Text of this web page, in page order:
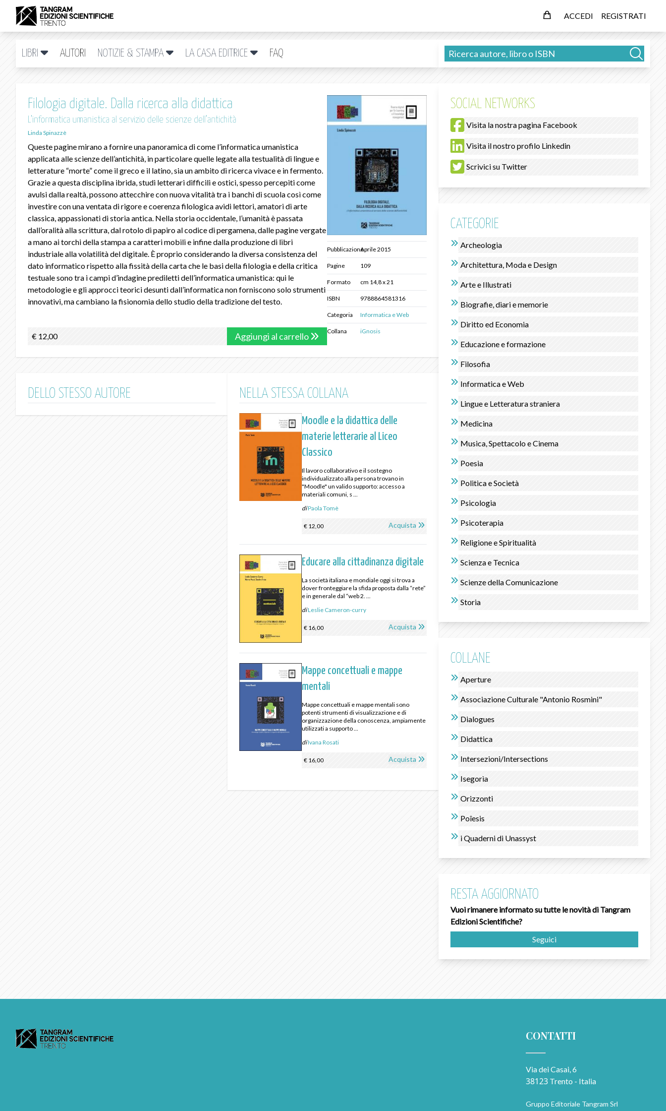
ACCEDI REGISTRATI
LIBRI AUTORI NOTIZIE & STAMPA LA CASA EDITRICE FAQ
Filologia digitale. Dalla ricerca alla didattica
L’informatica umanistica al servizio delle scienze dell’antichità
Linda Spinazzè
Queste pagine mirano a fornire una panoramica di come l’informatica umanistica
applicata alle scienze dell’antichità, in particolare quelle legate alla testualità di lingue e
letterature “morte” come il greco e il latino, sia un ambito di ricerca vivace e in fermento.
Grazie a questa disciplina ibrida, studi letterari difficili e ostici, spesso percepiti come
avulsi dalla realtà, possono attecchire con nuova vitalità tra i banchi di scuola così come
investire con una ventata di rigore e coerenza filologica avidi lettori, amatori di arte
classica, appassionati di storia antica. Nella storia occidentale, l’umanità è passata
dall’oralità alla scrittura, dal rotolo di papiro al codice di pergamena, dalle pagine vergate
a mano ai torchi della stampa a caratteri mobili e infine dalla produzione di libri
industriale alla volatilità del digitale. È proprio considerando la diversa consistenza del
dato informatico rispetto alla fissità della carta che le basi della filologia e della critica
testuale sono tra i campi d’indagine prediletti dell’informatica umanistica: qui le
metodologie e gli approcci teorici desunti dall’informatica non forniscono solo strumenti
innovativi, ma cambiano la fisionomia dello studio della tradizione del testo.
€ 12,00 Aggiungi al carrello
PubblicazioneAprile 2015
Pagine 109
Formato cm 14,8 x 21
ISBN 9788864581316
Categoria Informatica e Web
Collana iGnosis
DELLO STESSO AUTORE NELLA STESSA COLLANA
Moodle e la didattica delle
materie letterarie al Liceo
Classico
Il lavoro collaborativo e il sostegno
individualizzato alla persona trovano in
"Moodle" un valido supporto: accesso a
materiali comuni, s ...
diPaola Tomè
€ 12,00 Acquista
Educare alla cittadinanza digitale
La società italiana e mondiale oggi si trova a
dover fronteggiare la sfida proposta dalla “rete”
e in generale dal “web 2. ...
diLeslie Cameron-curry
€ 16,00 Acquista
Mappe concettuali e mappe
mentali
Mappe concettuali e mappe mentali sono
potenti strumenti di visualizzazione e di
organizzazione della conoscenza, ampiamente
utilizzati a supporto ...
diIvana Rosati
€ 16,00 Acquista
SOCIAL NETWORKS
Visita la nostra pagina Facebook
Visita il nostro profilo Linkedin
Scrivici su Twitter
CATEGORIE
Archeologia
Architettura, Moda e Design
Arte e Illustrati
Biografie, diari e memorie
Diritto ed Economia
Educazione e formazione
Filosofia
Informatica e Web
Lingue e Letteratura straniera
Medicina
Musica, Spettacolo e Cinema
Poesia
Politica e Società
Psicologia
Psicoterapia
Religione e Spiritualità
Scienza e Tecnica
Scienze della Comunicazione
Storia
COLLANE
Aperture
Associazione Culturale "Antonio Rosmini"
Dialogues
Didattica
Intersezioni/Intersections
Isegorìa
Orizzonti
Poîesis
i Quaderni di Unassyst
RESTA AGGIORNATO
Vuoi rimanere informato su tutte le novità di Tangram
Edizioni Scientifiche?
Seguici
CONTATTI
Via dei Casai, 6
38123 Trento - Italia
Gruppo Editoriale Tangram Srl